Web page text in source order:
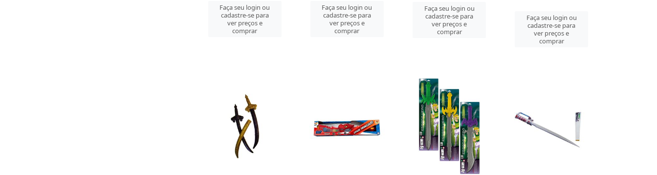
Faça seu login ou
cadastre-se para
ver preços e
comprar
Faça seu login ou
cadastre-se para
ver preços e
comprar
Faça seu login ou
cadastre-se para
ver preços e
comprar
Faça seu login ou
cadastre-se para
ver preços e
comprar